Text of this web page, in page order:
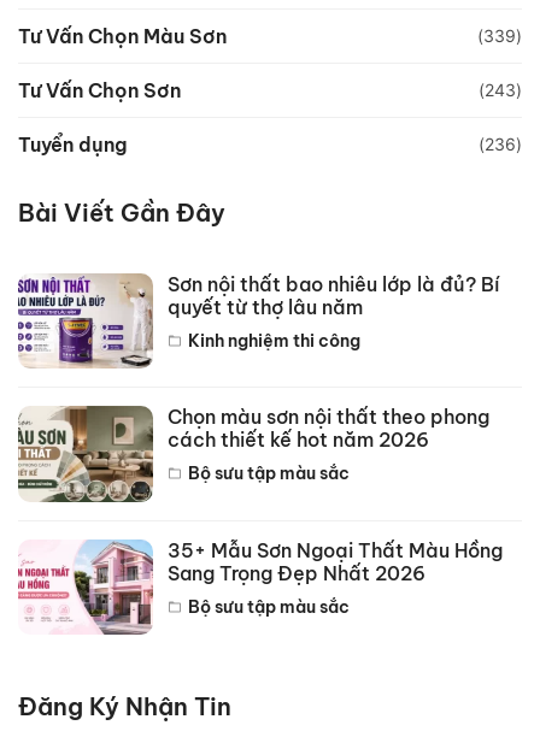
Tư Vấn Chọn Màu Sơn (339)
Tư Vấn Chọn Sơn (243)
Tuyển dụng (236)
Bài Viết Gần Đây
Sơn nội thất bao nhiêu lớp là đủ? Bí
quyết từ thợ lâu năm
Kinh nghiệm thi công
Chọn màu sơn nội thất theo phong
cách thiết kế hot năm 2026
Bộ sưu tập màu sắc
35+ Mẫu Sơn Ngoại Thất Màu Hồng
Sang Trọng Đẹp Nhất 2026
Bộ sưu tập màu sắc
Đăng Ký Nhận Tin